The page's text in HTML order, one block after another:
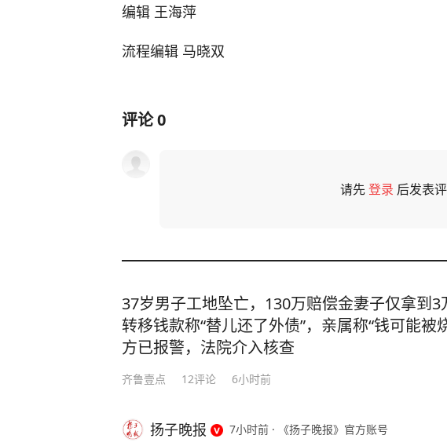
编辑 王海萍
流程编辑 马晓双
评论0
请先登录 后发表
37岁男子工地坠亡，130万赔偿金妻子仅拿到3
转移钱款称“替儿还了外债”，亲属称“钱可能被
方已报警，法院介入核查
齐鲁壹点 12评论 6小时前
扬子晚报 7小时前 · 《扬子晚报》官方账号